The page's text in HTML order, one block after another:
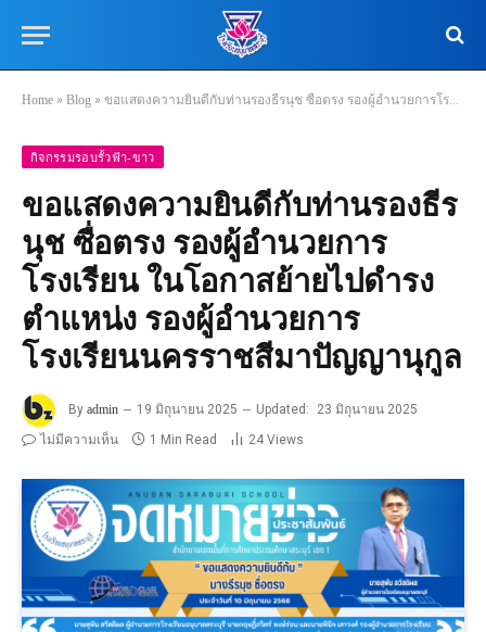
Home » Blog » ขอแสดงความยินดีกับท่านรองธีรนุช ซื่อตรง รองผู้อำนวยการโรงเรียน ในโอกาสย้ายไปดำรงตำแหน่ง รองผู้อำนวยการโรงเรียนนครราชสีมาปัญญานุกูล
กิจกรรมรอบรั้วฟ้า-ขาว
ขอแสดงความยินดีกับท่านรองธีร
นุช ซื่อตรง รองผู้อำนวยการ
โรงเรียน ในโอกาสย้ายไปดำรง
ตำแหน่ง รองผู้อำนวยการ
โรงเรียนนครราชสีมาปัญญานุกูล
By admin 19 มิถุนายน 2025 Updated:
23 มิถุนายน 2025
ไม่มีความเห็น
1 Min Read 24 Views